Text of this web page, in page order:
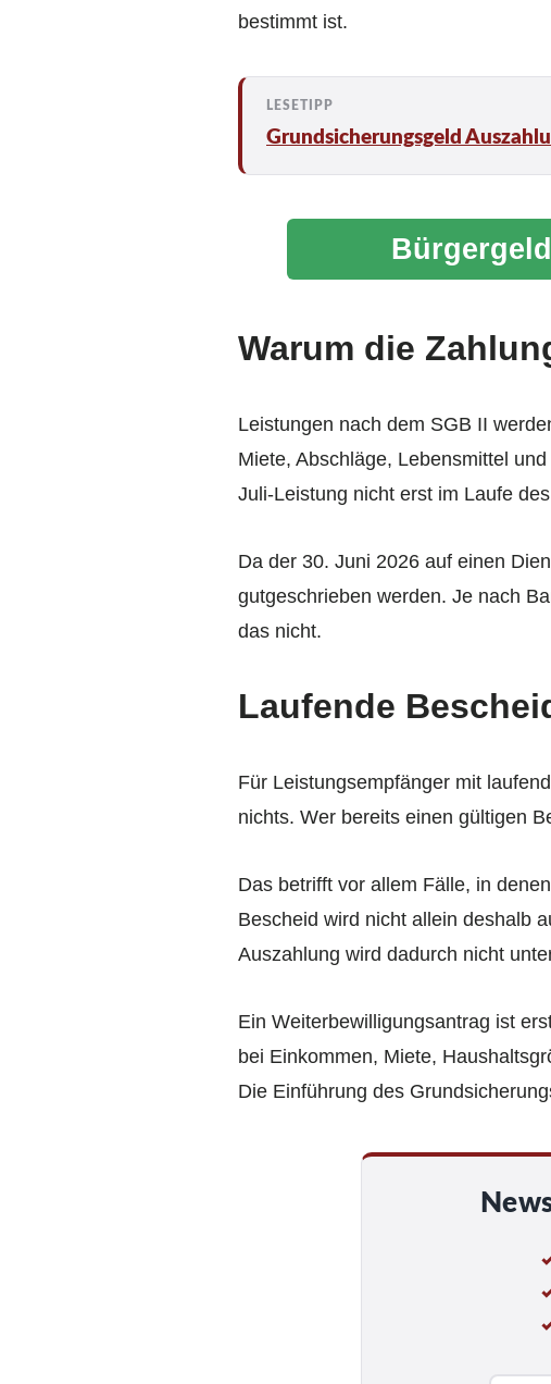
bestimmt ist.
Grundsicherungsgeld
Warum die
Leistungen nach dem SGB II
Miete, Abschläge, Lebensmittel
Juli-Leistung nicht erst im Laufe
Da der 30. Juni 2026 auf einen
gutgeschrieben werden. Je nach
das nicht.
Laufende
Für Leistungsempfänger mit
nichts. Wer bereits einen gültigen
Das betrifft vor allem Fälle, in
Bescheid wird nicht allein deshalb
Auszahlung wird dadurch nicht
Ein Weiterbewilligungsantrag ist
bei Einkommen, Miete,
Die Einführung des